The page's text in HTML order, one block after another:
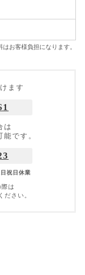
お客様負担になります。
ます
は
です。
祝日休業
は
ださい。